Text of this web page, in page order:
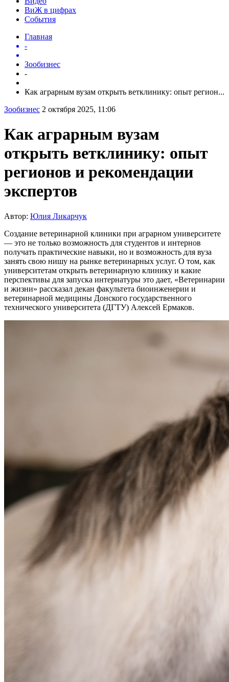
ВиЖ в цифрах
События
Главная
-
Зообизнес
-
Как аграрным вузам открыть ветклинику: опыт регион...
Зообизнес 2 октября 2025, 11:06
Как аграрным вузам
открыть ветклинику: опыт
регионов и рекомендации
экспертов
Автор: Юлия Ликарчук
Создание ветеринарной клиники при аграрном университете
— это не только возможность для студентов и интернов
получать практические навыки, но и возможность для вуза
занять свою нишу на рынке ветеринарных услуг. О том, как
университетам открыть ветеринарную клинику и какие
перспективы для запуска интернатуры это дает, «Ветеринарии
и жизни» рассказал декан факультета биоинженерии и
ветеринарной медицины Донского государственного
технического университета (ДГТУ) Алексей Ермаков.